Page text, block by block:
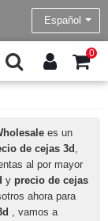
Español
0
es un
de cejas 3d ,
al por mayor
y precio de cejas
ahora para
, vamos a